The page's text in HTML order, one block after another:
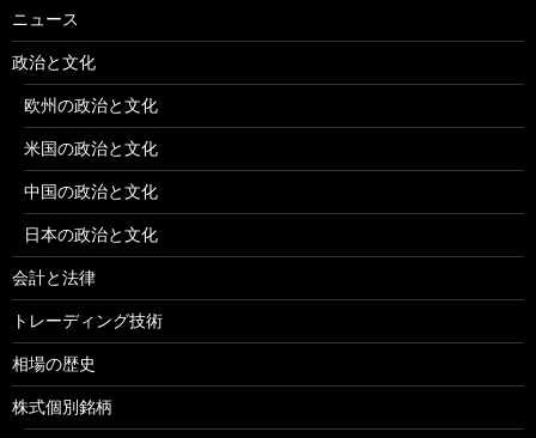
ニュース
政治と文化
欧州の政治と文化
米国の政治と文化
中国の政治と文化
日本の政治と文化
会計と法律
トレーディング技術
相場の歴史
株式個別銘柄